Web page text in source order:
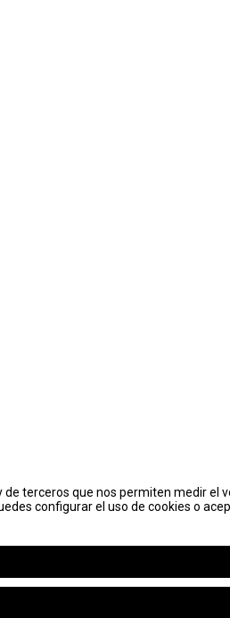
terceros que nos permiten medir el
configurar el uso de cookies o